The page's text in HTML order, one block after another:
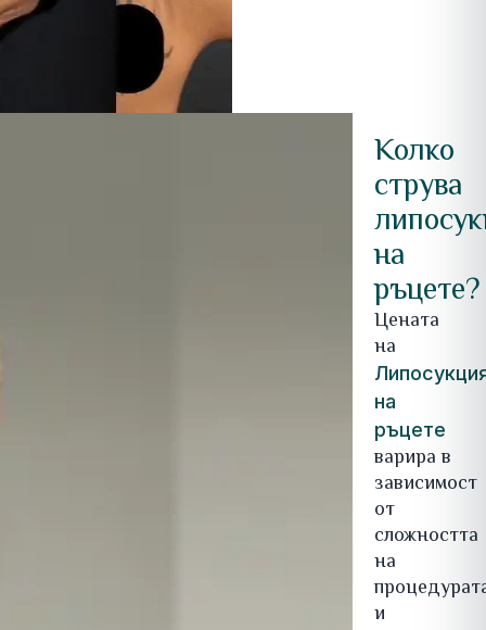
Колко
струва
на
ръцете?
Цената
на
на
ръцете
варира в
зависимост
от
сложността
на
и